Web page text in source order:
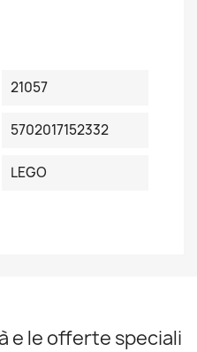
21057
5702017152332
LEGO
e le offerte speciali